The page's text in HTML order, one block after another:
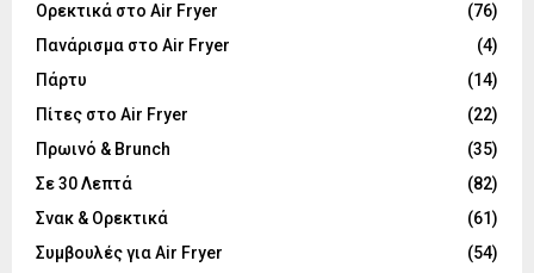
Ορεκτικά στο Air Fryer
(76)
Πανάρισμα στο Air Fryer
(4)
Πάρτυ
(14)
Πίτες στο Air Fryer
(22)
Πρωινό & Brunch
(35)
Σε 30 Λεπτά
(82)
Σνακ & Ορεκτικά
(61)
Συμβουλές για Air Fryer
(54)